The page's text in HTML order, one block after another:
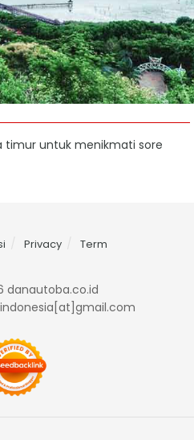
timur untuk menikmati sore
Privacy Term
danautoba.co.id